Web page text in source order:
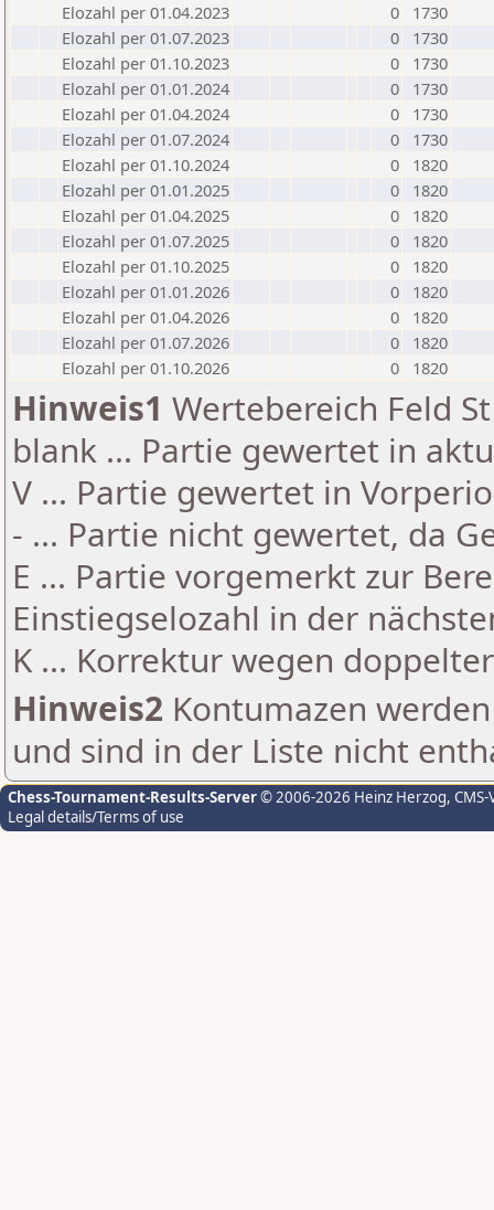
Elozahl per 01.04.2023
0
1730
Elozahl per 01.07.2023
0
1730
Elozahl per 01.10.2023
0
1730
Elozahl per 01.01.2024
0
1730
Elozahl per 01.04.2024
0
1730
Elozahl per 01.07.2024
0
1730
Elozahl per 01.10.2024
0
1820
Elozahl per 01.01.2025
0
1820
Elozahl per 01.04.2025
0
1820
Elozahl per 01.07.2025
0
1820
Elozahl per 01.10.2025
0
1820
Elozahl per 01.01.2026
0
1820
Elozahl per 01.04.2026
0
1820
Elozahl per 01.07.2026
0
1820
Elozahl per 01.10.2026
0 1820
Hinweis1 Wertebereich Feld
blank ... Partie gewertet in
V ... Partie gewertet in
- ... Partie nicht gewertet, da
E ... Partie vorgemerkt zur
Einstiegselozahl in der
K ... Korrektur wegen
Hinweis2 Kontumazen
und sind in der Liste nicht
Chess-Tournament-Results-Server© 2006-2026 Heinz Herzog,
Legal details/Terms of use